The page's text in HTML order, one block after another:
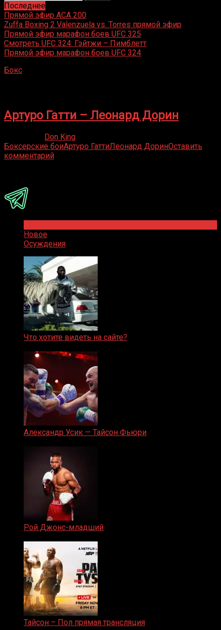
Последнее
Прямой эфир ACA 200
Zuffa Boxing 2 Valenzuela vs. Torres прямой эфир
Прямой эфир марафон боев UFC 325
Смотреть UFC 324: Гэйтжи – Пимблетт
Прямой эфир марафон боев UFC 324
Бокс
Артуро Гатти – Леонард Дорин
Don King
Боксерские боиАртуро ГаттиЛеонард ДоринОставить
комментарий
Новое
Осуждения
Что хотите видеть на сайте?
Александр Усик — Тайсон Фьюри
Рой Джонс-младший
Тайсон – Пол прямая трансляция